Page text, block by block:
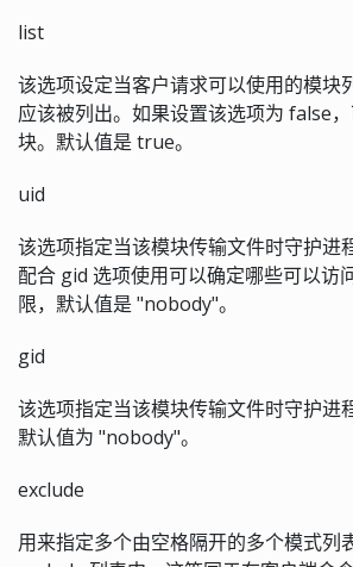
list
该选项设定当客户请求可以使用的模块
应该被列出。如果设置该选项为 false
块。默认值是 true。
uid
该选项指定当该模块传输文件时守护进
配合 gid 选项使用可以确定哪些可以访
限，默认值是 "nobody"。
gid
该选项指定当该模块传输文件时守护进
默认值为 "nobody"。
exclude
用来指定多个由空格隔开的多个模式列